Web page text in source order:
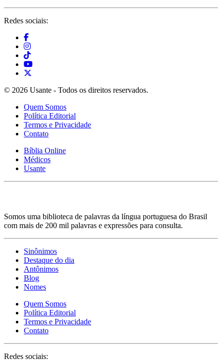
Redes sociais:
© 2026 Usante - Todos os direitos reservados.
Quem Somos
Política Editorial
Termos e Privacidade
Contato
Bíblia Online
Médicos
Usante
Somos uma biblioteca de palavras da língua portuguesa do Brasil
com mais de 200 mil palavras e expressões para consulta.
Sinônimos
Destaque do dia
Antônimos
Blog
Nomes
Quem Somos
Política Editorial
Termos e Privacidade
Contato
Redes sociais: